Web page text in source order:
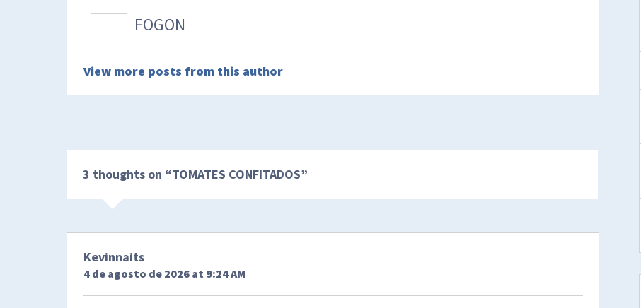
FOGON
View more posts from this author
3 thoughts on “TOMATES CONFITADOS”
Kevinnaits
4 de agosto de 2026 at 9:24 AM